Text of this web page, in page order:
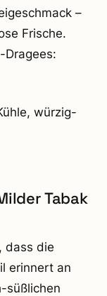
–
Frische.
Dragees:
würzig-
Tabak
dass die
erinnert an
süßlichen